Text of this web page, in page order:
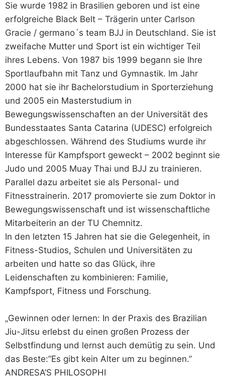
Sie wurde 1982 in Brasilien geboren und ist eine
erfolgreiche Black Belt – Trägerin unter Carlson
Gracie / germano´s team BJJ in Deutschland. Sie ist
zweifache Mutter und Sport ist ein wichtiger Teil
ihres Lebens. Von 1987 bis 1999 begann sie Ihre
Sportlaufbahn mit Tanz und Gymnastik. Im Jahr
2000 hat sie ihr Bachelorstudium in Sporterziehung
und 2005 ein Masterstudium in
Bewegungswissenschaften an der Universität des
Bundesstaates Santa Catarina (UDESC) erfolgreich
abgeschlossen. Während des Studiums wurde ihr
Interesse für Kampfsport geweckt – 2002 beginnt sie
Judo und 2005 Muay Thai und BJJ zu trainieren.
Parallel dazu arbeitet sie als Personal- und
Fitnesstrainerin. 2017 promovierte sie zum Doktor in
Bewegungswissenschaft und ist wissenschaftliche
Mitarbeiterin an der TU Chemnitz.
In den letzten 15 Jahren hat sie die Gelegenheit, in
Fitness-Studios, Schulen und Universitäten zu
arbeiten und hatte so das Glück, ihre
Leidenschaften zu kombinieren: Familie,
Kampfsport, Fitness und Forschung.
„Gewinnen oder lernen: In der Praxis des Brazilian
Jiu-Jitsu erlebst du einen großen Prozess der
Selbstfindung und lernst auch demütig zu sein. Und
das Beste:”Es gibt kein Alter um zu beginnen.”
ANDRESA’S PHILOSOPHI